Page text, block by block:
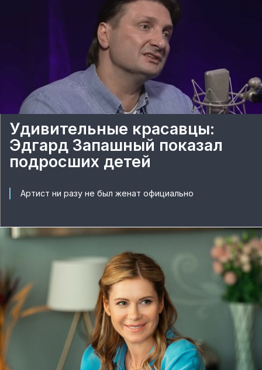
Удивительные красавцы:
Эдгард Запашный показал
подросших детей
Артист ни разу не был женат официально